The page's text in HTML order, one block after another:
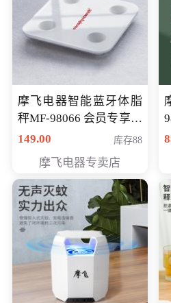
摩飞电器智能蓝牙体脂
秤MF-98066 会员专享价
98元
149.00 库存88
摩飞电器专卖店